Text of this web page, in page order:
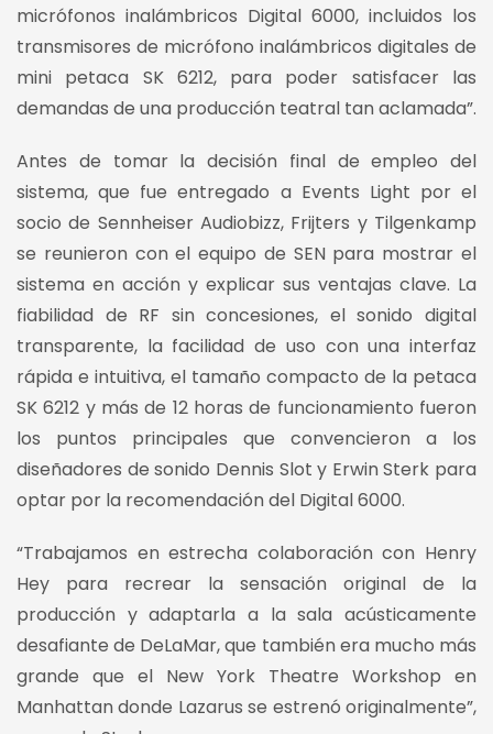
micrófonos inalámbricos Digital 6000, incluidos los
transmisores de micrófono inalámbricos digitales de
mini petaca SK 6212, para poder satisfacer las
demandas de una producción teatral tan aclamada”.
Antes de tomar la decisión final de empleo del
sistema, que fue entregado a Events Light por el
socio de Sennheiser Audiobizz, Frijters y Tilgenkamp
se reunieron con el equipo de SEN para mostrar el
sistema en acción y explicar sus ventajas clave. La
fiabilidad de RF sin concesiones, el sonido digital
transparente, la facilidad de uso con una interfaz
rápida e intuitiva, el tamaño compacto de la petaca
SK 6212 y más de 12 horas de funcionamiento fueron
los puntos principales que convencieron a los
diseñadores de sonido Dennis Slot y Erwin Sterk para
optar por la recomendación del Digital 6000.
“Trabajamos en estrecha colaboración con Henry
Hey para recrear la sensación original de la
producción y adaptarla a la sala acústicamente
desafiante de DeLaMar, que también era mucho más
grande que el New York Theatre Workshop en
Manhattan donde Lazarus se estrenó originalmente”,